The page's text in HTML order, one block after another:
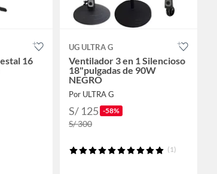
16
UG ULTRA G
Ventilador 3 en 1 Silencioso
18"pulgadas de 90W
NEGRO
Por ULTRA G
S/ 125 -58%
S/ 300
(1)